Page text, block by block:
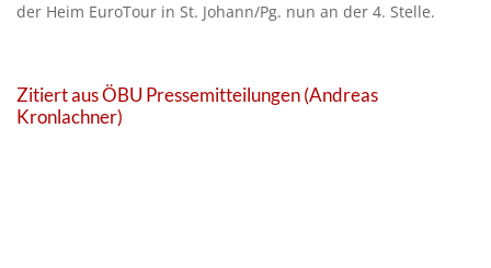
der Heim EuroTour in St. Johann/Pg. nun an der 4. Stelle.
Zitiert aus ÖBU Pressemitteilungen (Andreas
Kronlachner)